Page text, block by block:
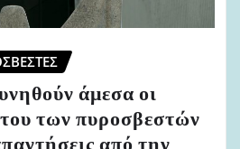
άμεσα οι
των πυροσβεστών